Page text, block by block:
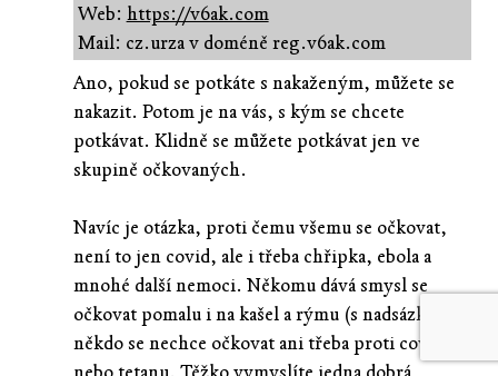
Web: https://v6ak.com
Mail: cz.urza v doméně reg.v6ak.com
Ano, pokud se potkáte s nakaženým, můžete se
nakazit. Potom je na vás, s kým se chcete
potkávat. Klidně se můžete potkávat jen ve
skupině očkovaných.
Navíc je otázka, proti čemu všemu se očkovat,
není to jen covid, ale i třeba chřipka, ebola a
mnohé další nemoci. Někomu dává smysl se
očkovat pomalu i na kašel a rýmu (s nadsázkou),
někdo se nechce očkovat ani třeba proti covidu